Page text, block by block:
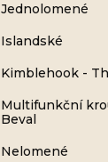
Jednolomené
Islandské
Kimblehook -
Multifunkční
Beval
Nelomené